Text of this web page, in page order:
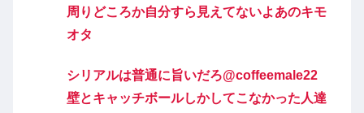
周りどころか自分すら見えてないよあのキモ
オタ
シリアルは普通に旨いだろ@coffeemale22
壁とキャッチボールしかしてこなかった人達